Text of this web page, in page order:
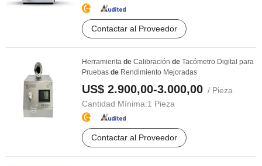
Contactar al Proveedor
Herramienta de Calibración de Tacómetro Digital para
Pruebas de Rendimiento Mejoradas
US$ 2.900,00-3.000,00 / Pieza
Cantidad Mínima:1 Pieza
Contactar al Proveedor